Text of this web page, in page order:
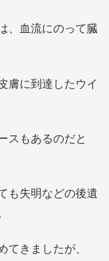
、血流にのって臓
膚に到達したウイ
スもあるのだと
も失明などの後遺
てきましたが、